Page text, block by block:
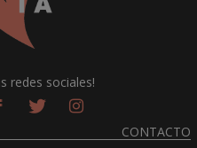
redes sociales!
CONTACTO